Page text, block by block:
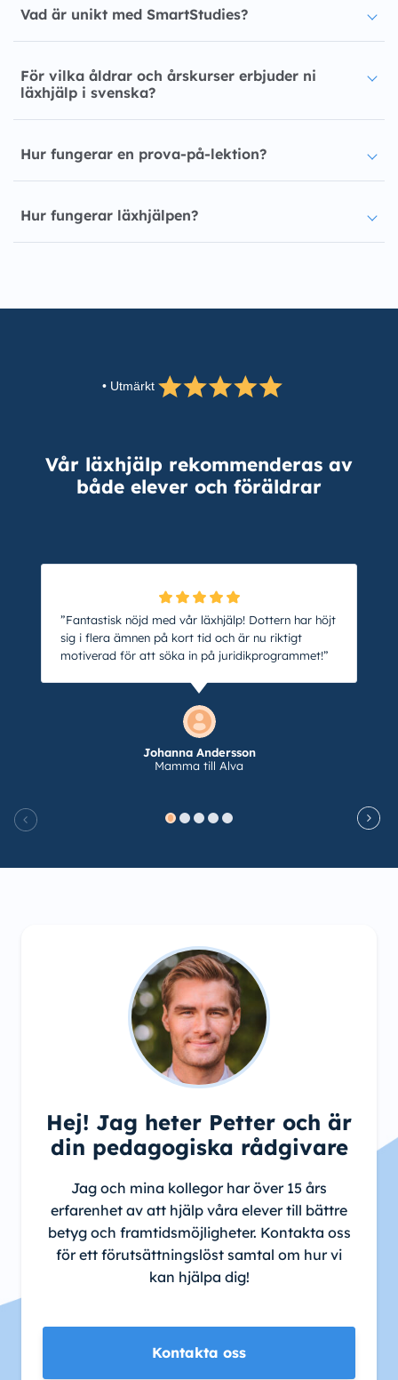
Vad är unikt med SmartStudies?
För vilka åldrar och årskurser erbjuder ni
läxhjälp i svenska?
Hur fungerar en prova-på-lektion?
Hur fungerar läxhjälpen?
Vår läxhjälp rekommenderas av
både elever och föräldrar
• Utmärkt
”Fantastisk nöjd med vår läxhjälp! Dottern har höjt
sig i flera ämnen på kort tid och är nu riktigt
motiverad för att söka in på juridikprogrammet!”
Johanna Andersson
Mamma till Alva
Hej! Jag heter Petter och är
din pedagogiska rådgivare
Jag och mina kollegor har över 15 års
erfarenhet av att hjälp våra elever till bättre
betyg och framtidsmöjligheter. Kontakta oss
för ett förutsättningslöst samtal om hur vi
kan hjälpa dig!
Kontakta oss